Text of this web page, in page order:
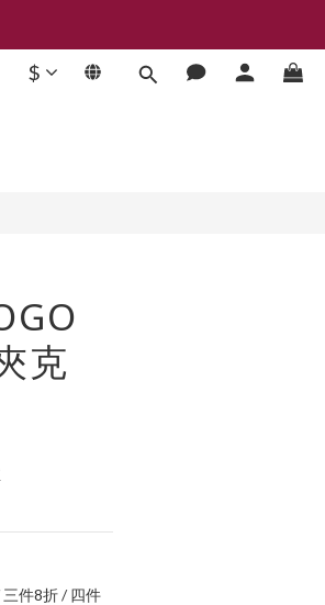
$
克
件8折 / 四件
立即購買